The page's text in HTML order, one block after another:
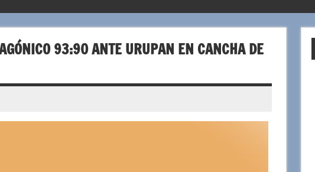
93:90 ANTE URUPAN EN CANCHA DE